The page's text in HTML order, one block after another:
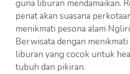
guna liburan mendamaikan.
penat akan suasana
menikmati pesona alam
Berwisata dengan
liburan yang cocok untuk
tubuh dan pikiran.